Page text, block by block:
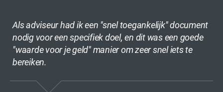
Als adviseur had ik een "snel toegankelijk" document
nodig voor een specifiek doel, en dit was een goede
"waarde voor je geld" manier om zeer snel iets te
bereiken.